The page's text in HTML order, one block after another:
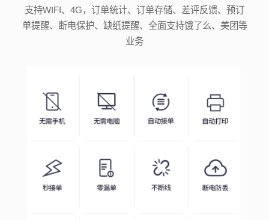
支持WIFI、4G，订单统计、订单存储、差评反馈、预订
单提醒、断电保护、缺纸提醒、全面支持饿了么、美团等
业务